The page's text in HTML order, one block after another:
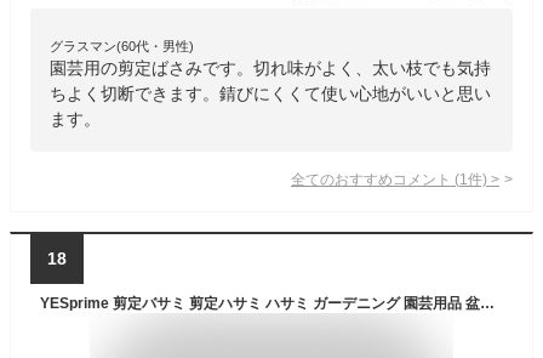
グラスマン(60代・男性)
園芸用の剪定ばさみです。切れ味がよく、太い枝でも気持
ちよく切断できます。錆びにくくて使い心地がいいと思い
ます。
全てのおすすめコメント (1 件) >
18
YESprime 剪定バサミ 剪定ハサミ ハサミ ガーデニング 園芸用品 盆栽 枝切りバサミ キリ 園芸ハサミ 農業 枝切りハサミ 剪定ばさみ 4種セット